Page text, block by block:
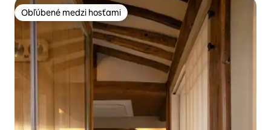
Dongdaemun / DDP / Štýl hanoku
Obľúbené medzi hosťami
Obľúbené medzi hosťami